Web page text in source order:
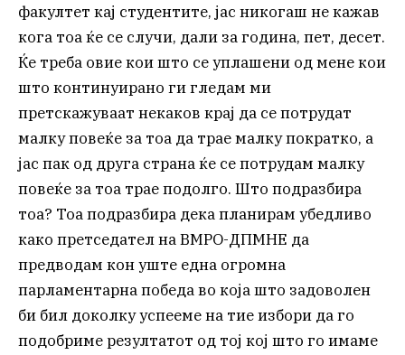
факултет кај студентите, јас никогаш не кажав
кога тоа ќе се случи, дали за година, пет, десет.
Ќе треба овие кои што се уплашени од мене кои
што континуирано ги гледам ми
претскажуваат некаков крај да се потрудат
малку повеќе за тоа да трае малку пократко, а
јас пак од друга страна ќе се потрудам малку
повеќе за тоа трае подолго. Што подразбира
тоа? Тоа подразбира дека планирам убедливо
како претседател на ВМРО-ДПМНЕ да
предводам кон уште една огромна
парламентарна победа во која што задоволен
би бил доколку успееме на тие избори да го
подобриме резултатот од тој кој што го имаме